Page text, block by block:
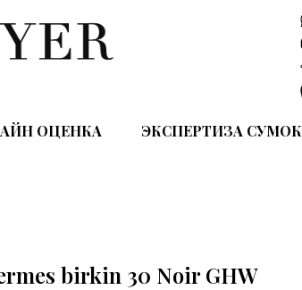
ОЦЕНКА ЭКСПЕРТИЗА СУМОК
birkin 30 Noir GHW